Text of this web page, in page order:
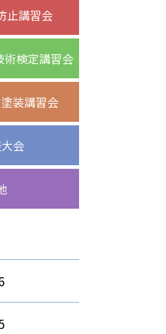
止講習会
術検定講習会
装講習会
会